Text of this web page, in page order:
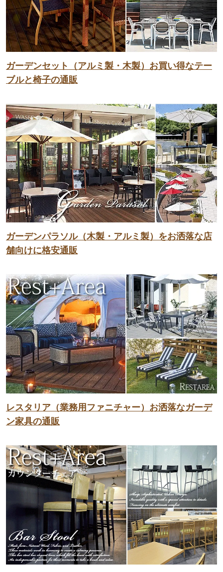
ガーデンセット（アルミ製・木製）お買い得なテー
ブルと椅子の通販
ガーデンパラソル（木製・アルミ製）をお洒落な店
舗向けに格安通販
レスタリア（業務用ファニチャー）お洒落なガーデ
ン家具の通販